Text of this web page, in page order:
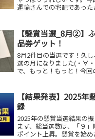
運輸さんでの宅配であった
らできたノートありがと
いつも何を選んだか覚...
【懸賞当選_8月②】
品券ゲット！
8月2件目の当選です！久
選の月になりました(・∀
で、もっと！もっと！今回
鶏肉を買います～。今回当
ペーン◆ 選べる...
【結果発表】2025年
録
2025年の懸賞当選結果の振
まず、総当選数は、「９」
ポイント上昇。懸賞を始